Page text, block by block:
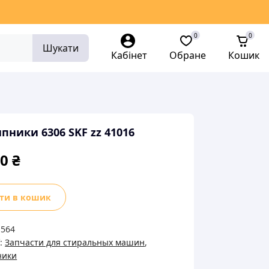
Шукати
Кабінет Обране
0
Кошик
0
6306 SKF zz 41016
₴
в кошик
564
Запчасти для стиральных машин,